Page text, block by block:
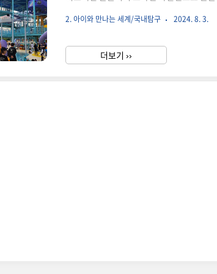
고 올인원 플레이파크라고 광고하는 크라
서울랜드 이용시간은 (휴가철 평일) 10시
(오후 6시)까지 이다. 크라켄 아일랜드 이
2. 아이와 만나는 세계/국내탐구 2024. 8. 3.
더보기 ››